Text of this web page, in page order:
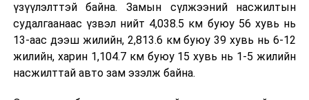
үзүүлэлттэй байна. Замын сүлжээний насжилтын
судалгаанаас үзвэл нийт 4,038.5 км буюу 56 хувь нь
13-аас дээш жилийн, 2,813.6 км буюу 39 хувь нь 6-12
жилийн, харин 1,104.7 км буюу 15 хувь нь 1-5 жилийн
насжилттай авто зам эзэлж байна.